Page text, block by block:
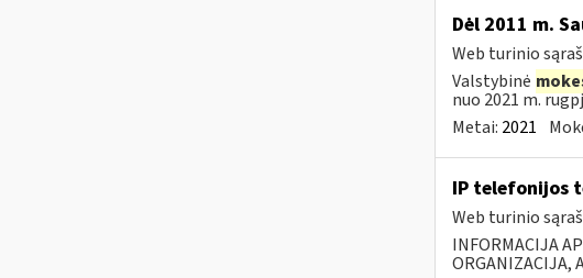
Dėl 2011 m.
Web turinio
Valstybinė
nuo 2021 m.
Metai: 2021
IP telefonijos
Web turinio
INFORMACIJA
ORGANIZACIJA,